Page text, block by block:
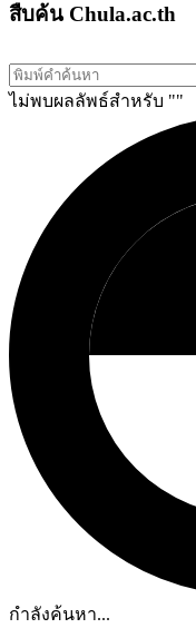
สืบค้น Chula.ac.th
ไม่พบผลลัพธ์สำหรับ ""
กำลังค้นหา...